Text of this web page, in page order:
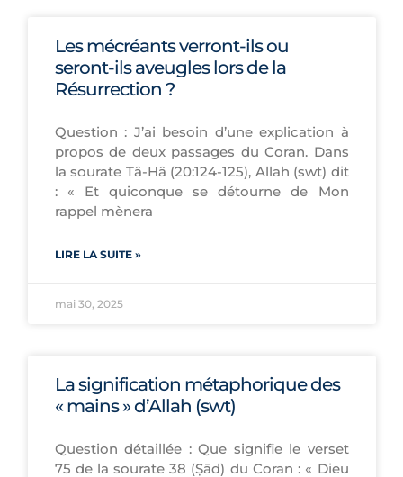
Les mécréants verront-ils ou
seront-ils aveugles lors de la
Résurrection ?
Question : J’ai besoin d’une explication à
propos de deux passages du Coran. Dans
la sourate Tâ-Hâ (20:124-125), Allah (swt) dit
: « Et quiconque se détourne de Mon
rappel mènera
LIRE LA SUITE »
mai 30, 2025
La signification métaphorique des
« mains » d’Allah (swt)
Question détaillée : Que signifie le verset
75 de la sourate 38 (Ṣād) du Coran : « Dieu